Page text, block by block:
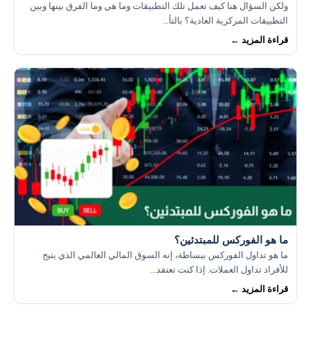
ولكن السؤال هنا كيف تعمل تلك التطبيقات وما هي وما الفرق بينها وبين
التطبيقات المركزية العادية؟ بالتأ...
قراءة المزيد ←
ما هو الفوركس للمبتدئين؟
ما هو تداول الفوركس ببساطة، إنه السوق المالي العالمي الذي يتيح
للأفراد تداول العملات. إذا كنت تعتقد...
قراءة المزيد ←